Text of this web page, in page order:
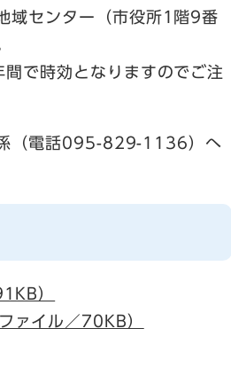
域センター（市役所1階9番
で時効となりますのでご注
係（電話095-829-1136）へ
）
ァイル／70KB）